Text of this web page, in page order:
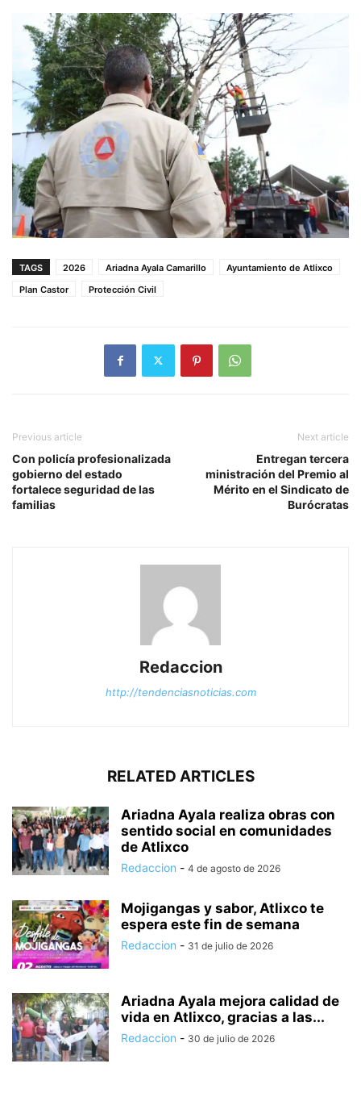
TAGS 2026 Ariadna Ayala Camarillo
Ayuntamiento de Atlixco
Plan Castor
Protección Civil
Previous article
Con policía profesionalizada
gobierno del estado
fortalece seguridad de las
familias
Next article
Entregan tercera
ministración del Premio al
Mérito en el Sindicato de
Burócratas
Redaccion
http://tendenciasnoticias.com
RELATED ARTICLES
Ariadna Ayala realiza obras con
sentido social en comunidades
de Atlixco
Redaccion - 4 de agosto de 2026
Mojigangas y sabor, Atlixco te
espera este fin de semana
Redaccion - 31 de julio de 2026
Ariadna Ayala mejora calidad de
vida en Atlixco, gracias a las...
Redaccion - 30 de julio de 2026